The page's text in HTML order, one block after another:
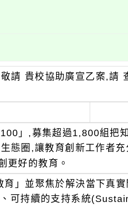
請 貴校協助廣宣乙案,請
」,募集超過1,800組把
態圈,讓教育創新工作者充
更好的教育。
」並聚焦於解決當下真
可持續的支持系統